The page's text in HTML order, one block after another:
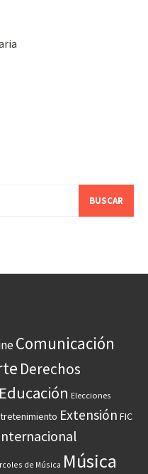
Comunicación
Derechos
Educación Elecciones
Extensión FIC
de Música Música